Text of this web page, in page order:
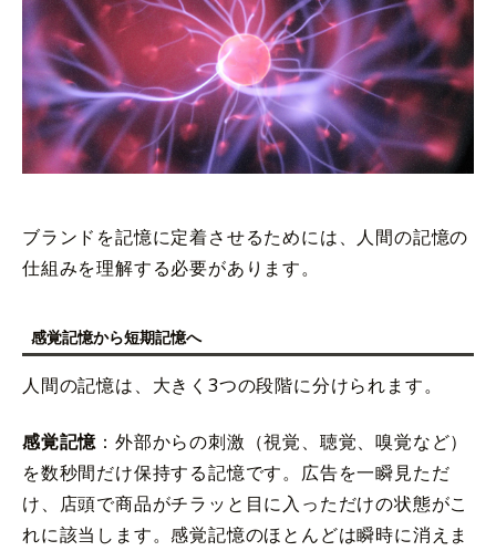
ブランドを記憶に定着させるためには、人間の記憶の
仕組みを理解する必要があります。
感覚記憶から短期記憶へ
人間の記憶は、大きく3つの段階に分けられます。
感覚記憶 ：外部からの刺激（視覚、聴覚、嗅覚など）
を数秒間だけ保持する記憶です。広告を一瞬見ただ
け、店頭で商品がチラッと目に入っただけの状態がこ
れに該当します。感覚記憶のほとんどは瞬時に消えま